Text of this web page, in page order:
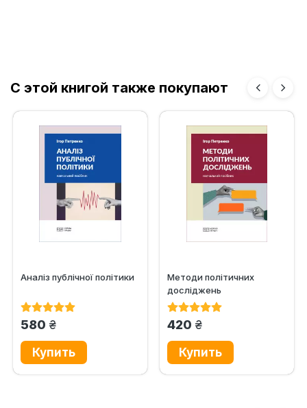
С этой книгой также покупают
Аналіз публічної політики
580 грн.
Методи політичних
досліджень
420 грн.